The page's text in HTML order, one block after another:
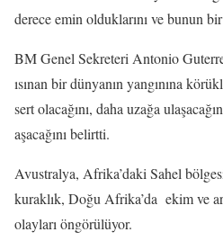
derece emin olduklarını ve bunun
BM Genel Sekreteri Antonio
ısınan bir dünyanın yangınına
sert olacağını, daha uzağa
aşacağını belirtti.
Avustralya, Afrika’daki Sahel
kuraklık, Doğu Afrika’da ekim ve
olayları öngörülüyor.